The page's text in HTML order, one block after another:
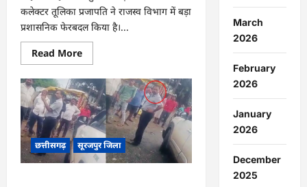
कलेक्टर तूलिका प्रजापति ने राजस्व विभाग में बड़ा
प्रशासनिक फेरबदल किया है।...
Read MoreRead
more
मोहला
:
कई
तहसीलदार
और
नायब
तहसीलदारों
का
ट्रांसफर
…
छत्तीसगढ़ सूरजपुर जिला
March
2026
February
2026
January
2026
December
2025